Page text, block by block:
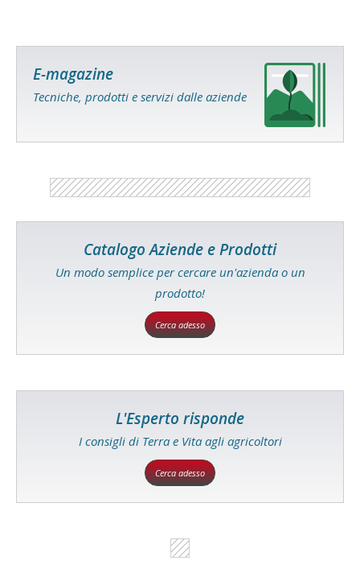
E-magazine
Tecniche, prodotti e servizi dalle aziende
Catalogo Aziende e Prodotti
Un modo semplice per cercare un'azienda o un
prodotto!
Cerca adesso
L'Esperto risponde
I consigli di Terra e Vita agli agricoltori
Cerca adesso